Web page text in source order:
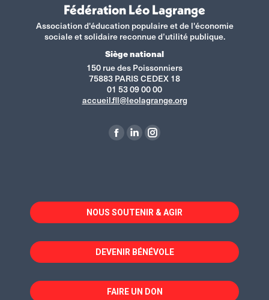
Fédération Léo Lagrange
Association d'éducation populaire et de l'économie
sociale et solidaire reconnue d’utilité publique.
Siège national
150 rue des Poissonniers
75883 PARIS CEDEX 18
01 53 09 00 00
accueil.fll@leolagrange.org
La
dans
une
fenêtre
La
dans
une
fenêtre
La
dans
une
fenêtre
NOUS SOUTENIR & AGIR
DEVENIR BÉNÉVOLE
FAIRE UN DON